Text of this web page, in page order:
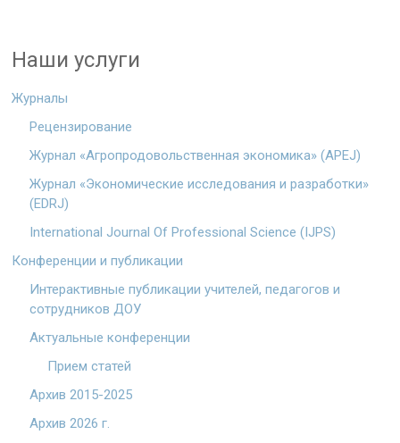
Наши услуги
Журналы
Рецензирование
Журнал «Агропродовольственная экономика» (APEJ)
Журнал «Экономические исследования и разработки»
(EDRJ)
International Journal Of Professional Science (IJPS)
Конференции и публикации
Интерактивные публикации учителей, педагогов и
сотрудников ДОУ
Актуальные конференции
Прием статей
Архив 2015-2025
Архив 2026 г.